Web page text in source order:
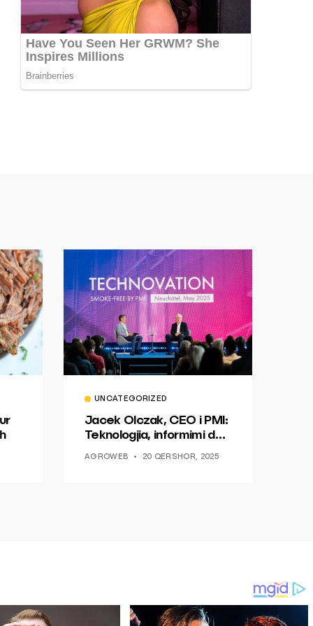
UNCATEGORIZED
Jacek Olczak, CEO i PMI:
Teknologjia, informimi dhe
AGROWEB 20 QERSHOR, 2025